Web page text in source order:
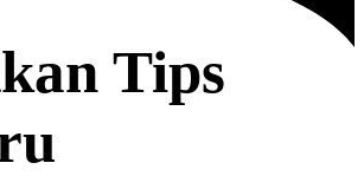
Tips